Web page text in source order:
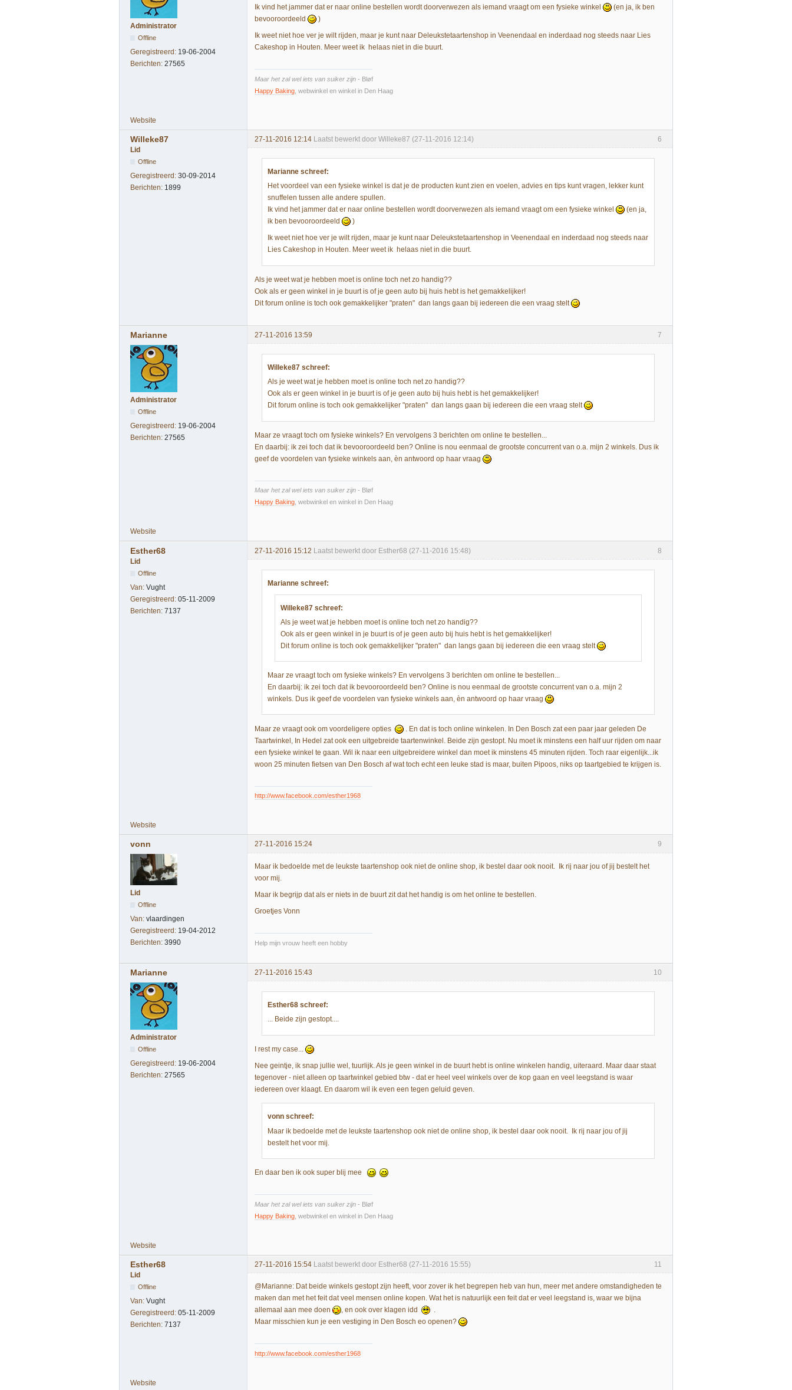
Administrator
Offline
Geregistreerd: 19-06-2004
Berichten: 27565
Ik vind het jammer dat er naar online bestellen wordt doorverwezen als iemand vraagt om een fysieke winkel
(en ja, ik ben
bevooroordeeld
)
Ik weet niet hoe ver je wilt rijden, maar je kunt naar Deleukstetaartenshop in Veenendaal en inderdaad nog steeds naar Lies
Cakeshop in Houten. Meer weet ik helaas niet in die buurt.
Maar het zal wel iets van suiker zijn - Bløf
Happy Baking , webwinkel en winkel in Den Haag
Website
6
Willeke87 27-11-2016 12:14 Laatst bewerkt door Willeke87 (27-11-2016 12:14)
Lid
Offline
Geregistreerd: 30-09-2014
Berichten: 1899
Marianne schreef:
Het voordeel van een fysieke winkel is dat je de producten kunt zien en voelen, advies en tips kunt vragen, lekker kunt
snuffelen tussen alle andere spullen.
Ik vind het jammer dat er naar online bestellen wordt doorverwezen als iemand vraagt om een fysieke winkel
(en ja,
ik ben bevooroordeeld
)
Ik weet niet hoe ver je wilt rijden, maar je kunt naar Deleukstetaartenshop in Veenendaal en inderdaad nog steeds naar
Lies Cakeshop in Houten. Meer weet ik helaas niet in die buurt.
Als je weet wat je hebben moet is online toch net zo handig??
Ook als er geen winkel in je buurt is of je geen auto bij huis hebt is het gemakkelijker!
Dit forum online is toch ook gemakkelijker "praten" dan langs gaan bij iedereen die een vraag stelt
7
Marianne 27-11-2016 13:59
Administrator
Offline
Geregistreerd: 19-06-2004
Berichten: 27565
Willeke87 schreef:
Als je weet wat je hebben moet is online toch net zo handig??
Ook als er geen winkel in je buurt is of je geen auto bij huis hebt is het gemakkelijker!
Dit forum online is toch ook gemakkelijker "praten" dan langs gaan bij iedereen die een vraag stelt
Maar ze vraagt toch om fysieke winkels? En vervolgens 3 berichten om online te bestellen...
En daarbij: ik zei toch dat ik bevooroordeeld ben? Online is nou eenmaal de grootste concurrent van o.a. mijn 2 winkels. Dus ik
geef de voordelen van fysieke winkels aan, èn antwoord op haar vraag
Maar het zal wel iets van suiker zijn - Bløf
Happy Baking, webwinkel en winkel in Den Haag
Website
8
Esther68 27-11-2016 15:12 Laatst bewerkt door Esther68 (27-11-2016 15:48)
Lid
Offline
Van: Vught
Geregistreerd: 05-11-2009
Berichten: 7137
Marianne schreef:
Willeke87 schreef:
Als je weet wat je hebben moet is online toch net zo handig??
Ook als er geen winkel in je buurt is of je geen auto bij huis hebt is het gemakkelijker!
Dit forum online is toch ook gemakkelijker "praten" dan langs gaan bij iedereen die een vraag stelt
Maar ze vraagt toch om fysieke winkels? En vervolgens 3 berichten om online te bestellen...
En daarbij: ik zei toch dat ik bevooroordeeld ben? Online is nou eenmaal de grootste concurrent van o.a. mijn 2
winkels. Dus ik geef de voordelen van fysieke winkels aan, èn antwoord op haar vraag
Maar ze vraagt ook om voordeligere opties
. En dat is toch online winkelen. In Den Bosch zat een paar jaar geleden De
Taartwinkel, In Hedel zat ook een uitgebreide taartenwinkel. Beide zijn gestopt. Nu moet ik minstens een half uur rijden om naar
een fysieke winkel te gaan. Wil ik naar een uitgebreidere winkel dan moet ik minstens 45 minuten rijden. Toch raar eigenlijk...ik
woon 25 minuten fietsen van Den Bosch af wat toch echt een leuke stad is maar, buiten Pipoos, niks op taartgebied te krijgen is.
http://www.facebook.com/esther1968
Website
9
vonn 27-11-2016 15:24
Lid
Offline
Van: vlaardingen
Geregistreerd: 19-04-2012
Berichten: 3990
Maar ik bedoelde met de leukste taartenshop ook niet de online shop, ik bestel daar ook nooit. Ik rij naar jou of jij bestelt het
voor mij.
Maar ik begrijp dat als er niets in de buurt zit dat het handig is om het online te bestellen.
Groetjes Vonn
Help mijn vrouw heeft een hobby
10
Marianne 27-11-2016 15:43
Administrator
Offline
Geregistreerd: 19-06-2004
Berichten: 27565
Esther68 schreef:
... Beide zijn gestopt....
I rest my case...
Nee geintje, ik snap jullie wel, tuurlijk. Als je geen winkel in de buurt hebt is online winkelen handig, uiteraard. Maar daar staat
tegenover - niet alleen op taartwinkel gebied btw - dat er heel veel winkels over de kop gaan en veel leegstand is waar
iedereen over klaagt. En daarom wil ik even een tegen geluid geven.
vonn schreef:
Maar ik bedoelde met de leukste taartenshop ook niet de online shop, ik bestel daar ook nooit. Ik rij naar jou of jij
bestelt het voor mij.
En daar ben ik ook super blij mee
Maar het zal wel iets van suiker zijn - Bløf
Happy Baking , webwinkel en winkel in Den Haag
Website
11
Esther68 27-11-2016 15:54 Laatst bewerkt door Esther68 (27-11-2016 15:55)
Lid
Offline
Van: Vught
Geregistreerd: 05-11-2009
Berichten: 7137
@Marianne: Dat beide winkels gestopt zijn heeft, voor zover ik het begrepen heb van hun, meer met andere omstandigheden te
maken dan met het feit dat veel mensen online kopen. Wat het is natuurlijk een feit dat er veel leegstand is, waar we bijna
allemaal aan mee doen
, en ook over klagen idd
.
Maar misschien kun je een vestiging in Den Bosch eo openen?
http://www.facebook.com/esther1968
Website